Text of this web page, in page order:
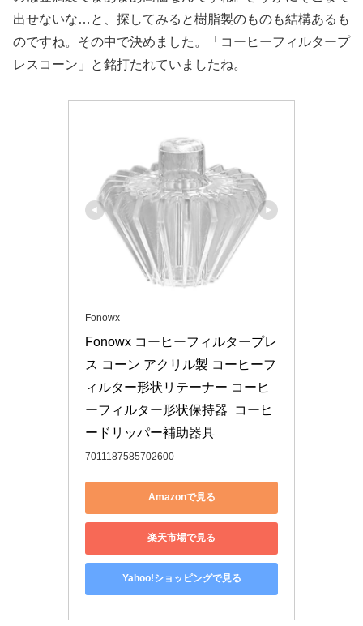
出せないな…と、探してみると樹脂製のものも結構あるも
のですね。その中で決めました。「コーヒーフィルタープ
レスコーン」と銘打たれていましたね。
Fonowx
Fonowx コーヒーフィルタープレ
ス コーン アクリル製 コーヒーフ
ィルター形状リテーナー コーヒ
ーフィルター形状保持器  コーヒ
ードリッパー補助器具
7011187585702600
Amazonで見る
楽天市場で見る
Yahoo!ショッピングで見る